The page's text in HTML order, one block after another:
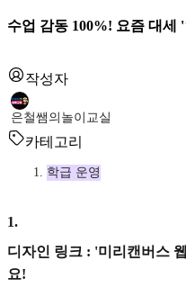
수업 감동 100%! 요즘 대세
작성자
은철쌤의놀이교실
카테고리
학급 운영
1.
디자인 링크 : '미리캔버스
요!